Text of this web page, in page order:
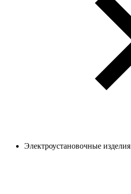
Электроустановочные изделия